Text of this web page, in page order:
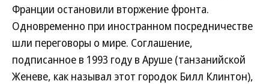
Франции остановили вторжение фронта.
Одновременно при иностранном посредничестве
шли переговоры о мире. Соглашение,
подписанное в 1993 году в Аруше (танзанийской
Женеве, как называл этот городок Билл Клинтон),